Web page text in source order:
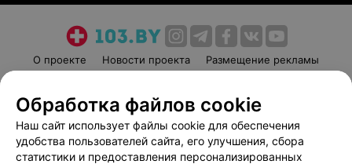
О проекте Новости проекта
Размещение рекламы
Пользовательское соглашение
Способы оплаты
Вакансии
Партнеры
Написать руководителю 103.by
Обработка файлов cookie
Наш сайт использует файлы cookie для обеспечения
удобства пользователей сайта, его улучшения, сбора
статистики и предоставления персонализированных